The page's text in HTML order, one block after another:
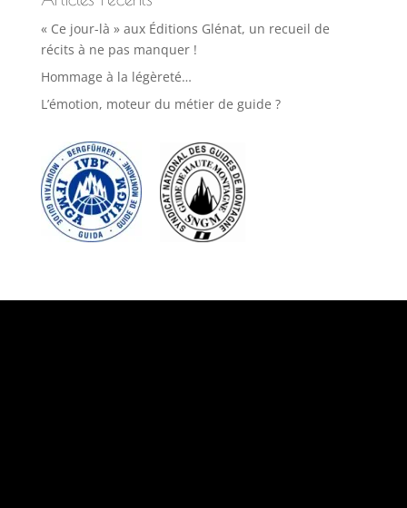
« Ce jour-là » aux Éditions Glénat, un recueil de
récits à ne pas manquer !
Hommage à la légèreté…
L’émotion, moteur du métier de guide ?